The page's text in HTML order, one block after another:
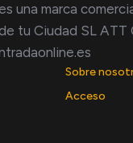
una marca
tu Ciudad SL ATT
Sobre
Acceso